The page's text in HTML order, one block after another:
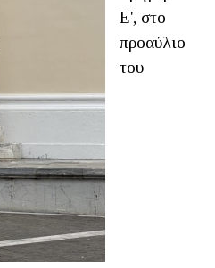
Ε', στο
προαύλιο
του